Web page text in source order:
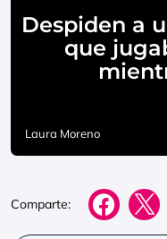
Despiden a
que
Laura Moreno
Comparte: